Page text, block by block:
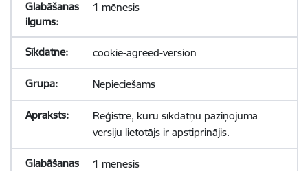
1 mēnesis
cookie-agreed-version
Nepieciešams
Reģistrē, kuru sīkdatņu paziņojuma
versiju lietotājs ir apstiprinājis.
1 mēnesis